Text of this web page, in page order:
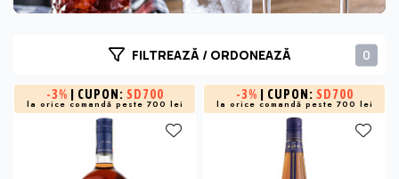
FILTREAZĂ / ORDONEAZĂ 0
-3% | CUPON: SD700
la orice comandă peste 700 lei
-3% | CUPON: SD700
la orice comandă peste 700 lei